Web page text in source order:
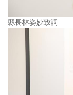
縣長林姿妙致詞